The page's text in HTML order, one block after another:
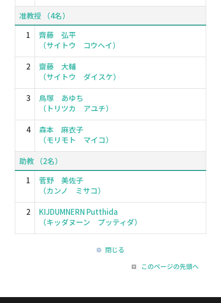
准教授 （4名）
1
齊藤 弘平
（サイトウ コウヘイ）
2
齋藤 大輔
（サイトウ ダイスケ）
3
鳥塚 あゆち
（トリツカ アユチ）
4
森本 麻衣子
（モリモト マイコ）
助教 （2名）
1
菅野 美佐子
（カンノ ミサコ）
2
KIJDUMNERN Putthida
（キッダヌーン プッティダ）
閉じる
このページの先頭へ